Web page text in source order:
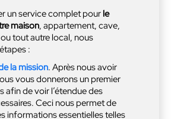
un service complet pour le
maison, appartement, cave,
tout autre local, nous
:
la mission. Après nous avoir
vous donnerons un premier
afin de voir l’étendue des
Ceci nous permet de
informations essentielles telles